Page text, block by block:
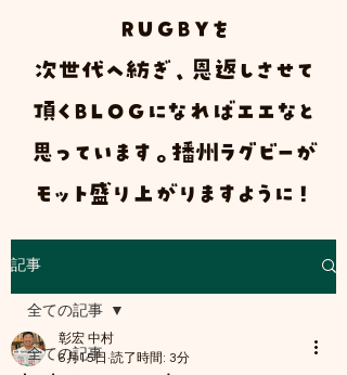
ＲＵＧＢＹ を
次世代へ紡ぎ、恩返しさせて
頂く ＢＬＯ Ｇ になればエエなと
思っています。播州ラグビーが
モット盛り上がりますように！
記事
全ての記事
全ての記事
彰宏 中村
6月15日 読了時間: 3分